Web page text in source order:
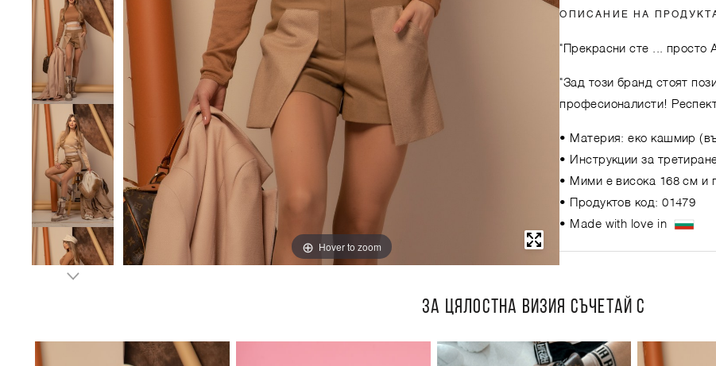
Hover to zoom
ОПИСАНИЕ НА
"Прекрасни сте ... просто
"Зад този бранд стоят
професионалисти!
• Материя: еко кашмир
• Инструкции за
• Мими е висока 168 см и
• Продуктов код: 01479
• Made with love in
ЗА ЦЯЛОСТНА ВИЗИЯ СЪЧЕТАЙ С